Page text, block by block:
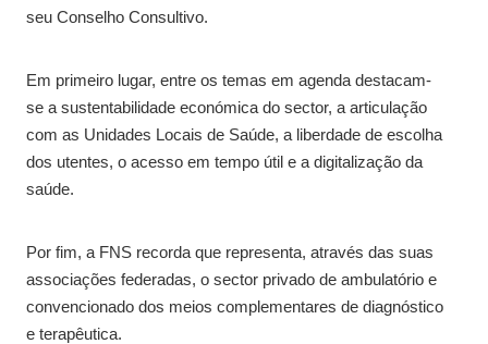
seu Conselho Consultivo.
Em primeiro lugar, entre os temas em agenda destacam-
se a sustentabilidade económica do sector, a articulação
com as Unidades Locais de Saúde, a liberdade de escolha
dos utentes, o acesso em tempo útil e a digitalização da
saúde.
Por fim, a FNS recorda que representa, através das suas
associações federadas, o sector privado de ambulatório e
convencionado dos meios complementares de diagnóstico
e terapêutica.